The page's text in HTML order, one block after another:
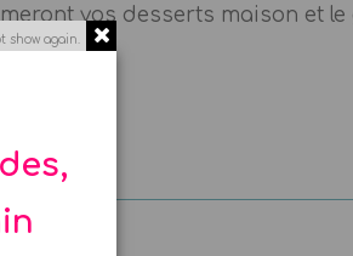
show again.
vos desserts maison et le